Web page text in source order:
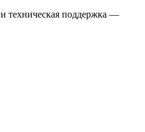
и техническая поддержка —